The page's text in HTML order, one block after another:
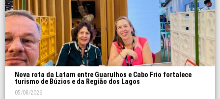
Nova rota da Latam entre Guarulhos e Cabo Frio fortalece
turismo de Búzios e da Região dos Lagos
05/08/2026